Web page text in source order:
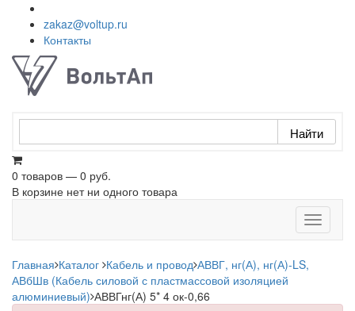
zakaz@voltup.ru
Контакты
0 товаров — 0 руб.
В корзине нет ни одного товара
Toggle
Главная Каталог Кабель и провод АВВГ, нг(А), нг(А)-LS,
АВбШв (Кабель силовой с пластмассовой изоляцией
алюминиевый) АВВГнг(А) 5* 4 ок-0,66